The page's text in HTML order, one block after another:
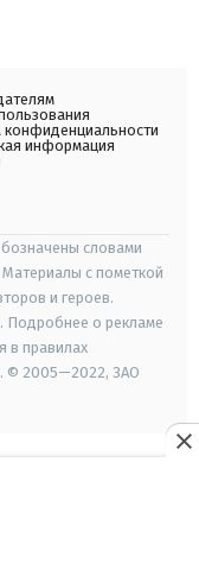
конфиденциальности
информация
словами
с пометкой
и героев.
Подробнее о рекламе
в правилах
© 2005—2022, ЗАО